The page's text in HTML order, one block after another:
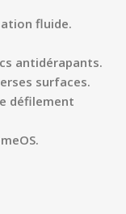
fluide.
antidérapants.
surfaces.
défilement